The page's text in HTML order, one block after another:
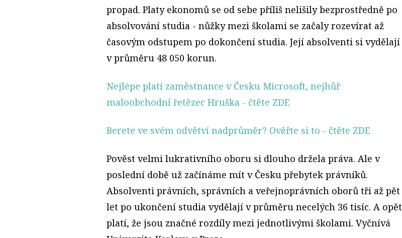
propad. Platy ekonomů se od sebe příliš nelišily bezprostředně po
absolvování studia - nůžky mezi školami se začaly rozevírat až
časovým odstupem po dokončení studia. Její absolventi si vydělají
v průměru 48 050 korun.
Nejlépe platí zaměstnance v Česku Microsoft, nejhůř
maloobchodní řetězec Hruška - čtěte ZDE
Berete ve svém odvětví nadprůměr? Ověřte si to - čtěte ZDE
Pověst velmi lukrativního oboru si dlouho držela práva. Ale v
poslední době už začínáme mít v Česku přebytek právníků.
Absolventi právních, správních a veřejnoprávních oborů tři až pět
let po ukončení studia vydělají v průměru necelých 36 tisíc. A opět
platí, že jsou značné rozdíly mezi jednotlivými školami. Vyčnívá